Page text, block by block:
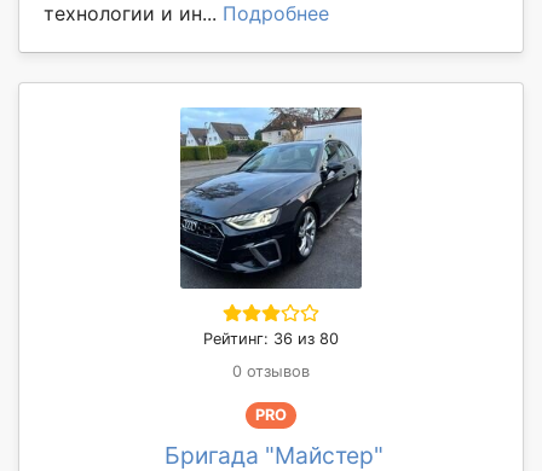
технологии и ин... Подробнее
Рейтинг: 36 из 80
0 отзывов
PRO
Бригада "Майстер"